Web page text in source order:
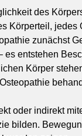
des
Körperteil,
zunächst
es entstehen
Körper
oder indirekt
bilden.